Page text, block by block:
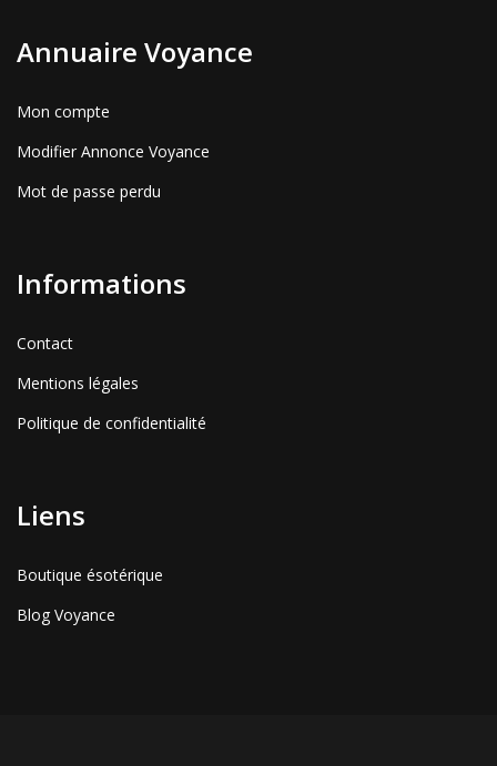
Annuaire Voyance
Mon compte
Modifier Annonce Voyance
Mot de passe perdu
Informations
Contact
Mentions légales
Politique de confidentialité
Liens
Boutique ésotérique
Blog Voyance